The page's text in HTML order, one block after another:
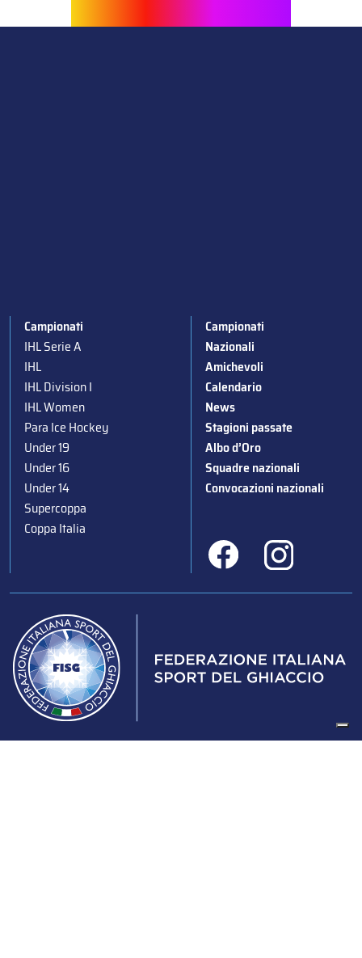
Campionati
IHL Serie A
IHL
IHL Division I
IHL Women
Para Ice Hockey
Under 19
Under 16
Under 14
Supercoppa
Coppa Italia
Campionati
Nazionali
Amichevoli
Calendario
News
Stagioni passate
Albo d’Oro
Squadre nazionali
Convocazioni nazionali